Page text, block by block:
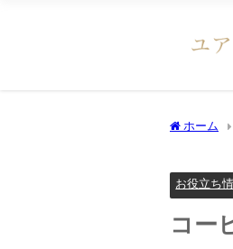
ホーム
お役立ち
コー